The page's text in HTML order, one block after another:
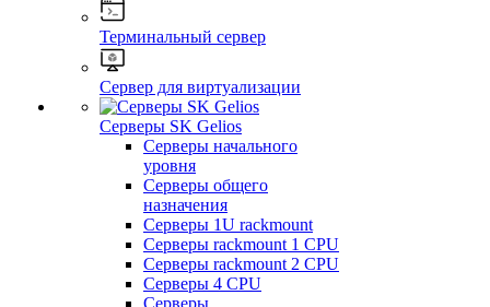
Терминальный сервер
Сервер для виртуализации
Серверы SK Gelios
Серверы начального
уровня
Серверы общего
назначения
Серверы 1U rackmount
Серверы rackmount 1 CPU
Серверы rackmount 2 CPU
Серверы 4 CPU
Серверы